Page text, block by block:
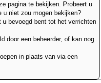
pagina te bekijken. Probeert u
u niet zou mogen bekijken?
u bevoegd bent tot het verrichten
door een beheerder, of kan nog
in plaats van via een